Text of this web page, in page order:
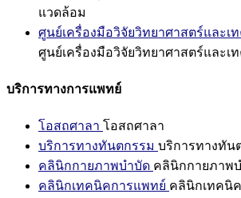
แวดล้อม
ศูนย์เครื่องมือวิจัยวิทยาศาสตร์และเ
ศูนย์เครื่องมือวิจัยวิทยาศาสตร์และเ
บริการทางการแพทย์
โอสถศาลา โอสถศาลา
บริการทางทันตกรรม บริการทางทัน
คลินิกกายภาพบำบัด คลินิกกายภาพ
คลินิกเทคนิคการแพทย์ คลินิกเทคนิ